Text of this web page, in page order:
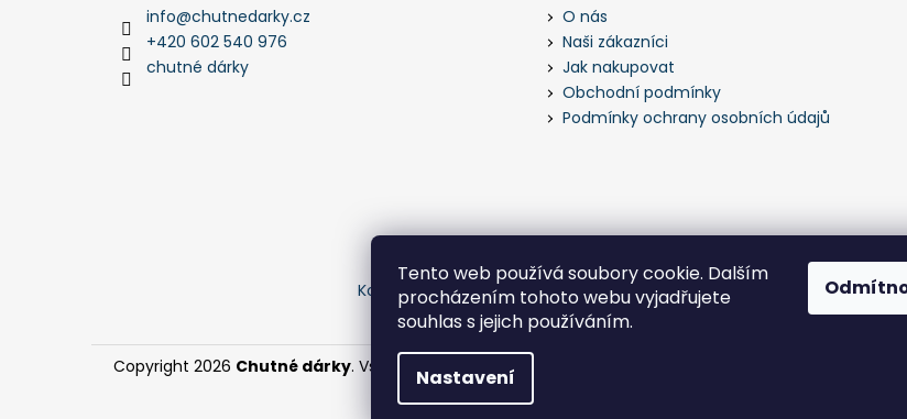
Tento web používá soubory cookie. Dalším
procházením tohoto webu vyjadřujete
souhlas s jejich používáním.
Nastavení
info@chutnedarky.cz
+420 602 540 976
chutné dárky
O nás
Naši zákazníci
Jak nakupovat
Obchodní podmínky
Podmínky ochrany osobních údajů
Kontakty Obchodní podmínky Jak nakupovat Podmínky ochrany
Copyright 2026 Chutné dárky. Všechna práva vyhrazena.